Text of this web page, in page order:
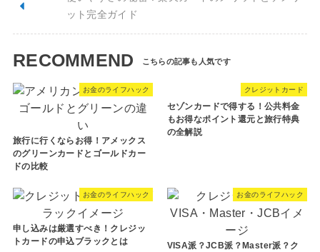
ット完全ガイド
RECOMMEND
お金のライフハック
旅行に行くならお得！アメックス
のグリーンカードとゴールドカー
ドの比較
クレジットカード
セゾンカードで得する！公共料金
もお得なポイント還元と旅行特典
の全解説
お金のライフハック
申し込みは厳選すべき！クレジッ
トカードの申込ブラックとは
お金のライフハック
VISA派？JCB派？Master派？ク